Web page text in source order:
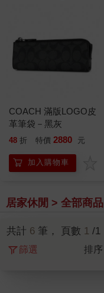
COACH 滿版LOGO皮
革筆袋－黑灰
48 折 特價 2880 元
加入購物車
居家休閒 > 全部商品
共計 6 筆， 頁數 1 /1
篩選 排序